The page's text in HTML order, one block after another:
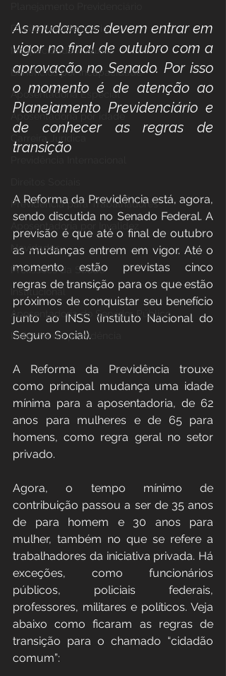
Direito Previdenciário
Incapacidade / Auxílio
Benefícios por incapacidade
Aposentadoria Especial
Aposentadoria por idade
Previdência para Trabalhadores
Novidades
Profissões da Saúde
Institucional
Aposentadoria do Servidor Público
Reforma da previdência
As mudanças devem entrar em
vigor no final de outubro com a
aprovação no Senado. Por isso
o momento é de atenção ao
Planejamento Previdenciário e
de conhecer as regras de
transição
A Reforma da Previdência está, agora,
sendo discutida no Senado Federal. A
previsão é que até o final de outubro
as mudanças entrem em vigor. Até o
momento estão previstas cinco
regras de transição para os que estão
próximos de conquistar seu benefício
junto ao INSS (Instituto Nacional do
Seguro Social).
A Reforma da Previdência trouxe
como principal mudança uma idade
mínima para a aposentadoria, de 62
anos para mulheres e de 65 para
homens, como regra geral no setor
privado.
Agora, o tempo mínimo de
contribuição passou a ser de 35 anos
de para homem e 30 anos para
mulher, também no que se refere a
trabalhadores da iniciativa privada. Há
exceções, como funcionários
públicos, policiais federais,
professores, militares e políticos. Veja
abaixo como ficaram as regras de
transição para o chamado “cidadão
comum”: